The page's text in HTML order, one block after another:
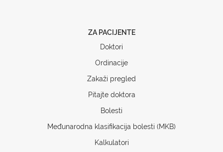
ZA PACIJENTE
Doktori
Ordinacije
Zakaži pregled
Pitajte doktora
Bolesti
Međunarodna klasifikacija bolesti (MKB)
Kalkulatori